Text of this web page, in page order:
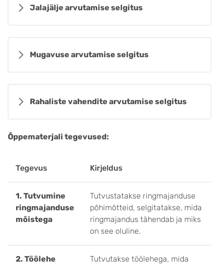
Jalajälje arvutamise selgitus
Mugavuse arvutamise selgitus
Rahaliste vahendite arvutamise selgitus
Õppematerjali tegevused:
Tegevus Kirjeldus
1. Tutvumine
ringmajanduse
mõistega
Tutvustatakse ringmajanduse
põhimõtteid, selgitatakse, mida
ringmajandus tähendab ja miks
on see oluline.
2. Töölehe
Tutvutakse töölehega, mida